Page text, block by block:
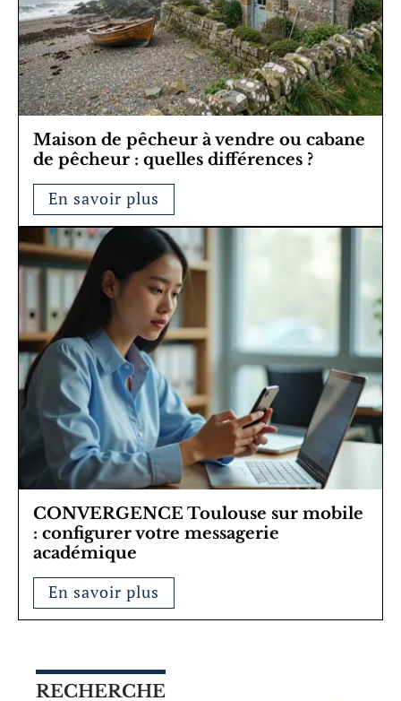
Maison de pêcheur à vendre ou cabane
de pêcheur : quelles différences ?
En savoir plus
CONVERGENCE Toulouse sur mobile
: configurer votre messagerie
académique
En savoir plus
RECHERCHE